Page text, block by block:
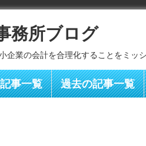
務所ブログ
企業の会計を合理化することをミッ
事一覧 過去の記事一覧